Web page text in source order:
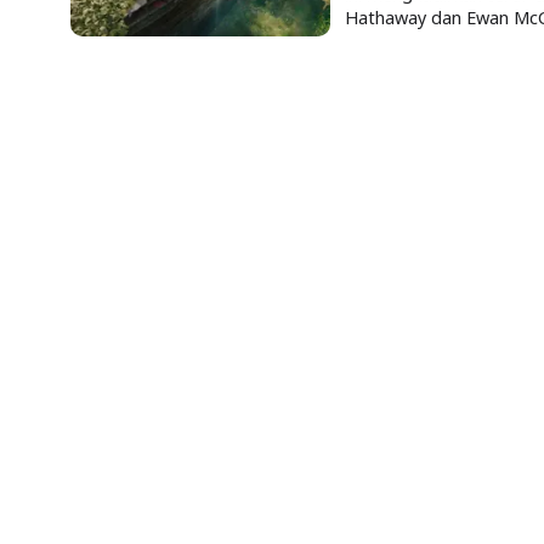
Hathaway dan Ewan